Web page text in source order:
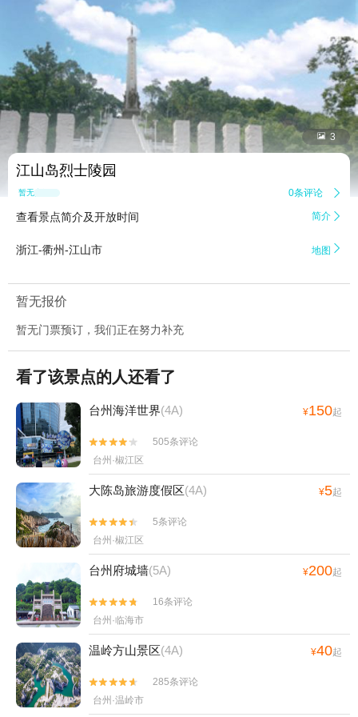
 3
江山岛烈士陵园
暂无点评 0条评论 
查看景点简介及开放时间 简介 
浙江-衢州-江山市 地图 
暂无报价
暂无门票预订，我们正在努力补充
看了该景点的人还看了
台州海洋世界(4A) ¥150起


505条评论
台州·椒江区
大陈岛旅游度假区(4A) ¥5起


5条评论
台州·椒江区
台州府城墙(5A) ¥200起


16条评论
台州·临海市
温岭方山景区(4A) ¥40起


285条评论
台州·温岭市